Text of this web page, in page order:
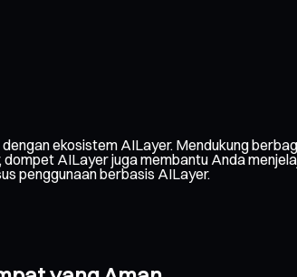
ekosistem AILayer. Mendukung
AILayer juga membantu Anda
penggunaan berbasis AILayer.